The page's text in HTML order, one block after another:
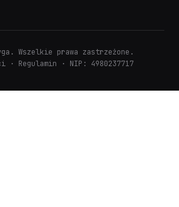
Wszelkie prawa zastrzeżone.
· Regulamin · NIP: 4980237717